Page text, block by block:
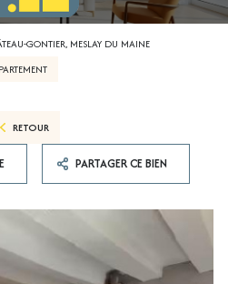
GONTIER, MESLAY DU MAINE
RETOUR
PARTAGER CE BIEN